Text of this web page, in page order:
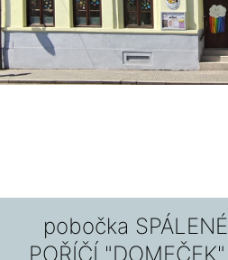
pobočka SPÁLENÉ
POŘÍČÍ